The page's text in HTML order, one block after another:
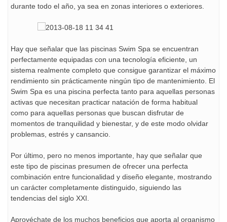
durante todo el año, ya sea en zonas interiores o exteriores.
Hay que señalar que las piscinas Swim Spa se encuentran
perfectamente equipadas con una tecnología eficiente, un
sistema realmente completo que consigue garantizar el máximo
rendimiento sin prácticamente ningún tipo de mantenimiento. El
Swim Spa es una piscina perfecta tanto para aquellas personas
activas que necesitan practicar natación de forma habitual
como para aquellas personas que buscan disfrutar de
momentos de tranquilidad y bienestar, y de este modo olvidar
problemas, estrés y cansancio.
Por último, pero no menos importante, hay que señalar que
este tipo de piscinas presumen de ofrecer una perfecta
combinación entre funcionalidad y diseño elegante, mostrando
un carácter completamente distinguido, siguiendo las
tendencias del siglo XXI.
Aprovéchate de los muchos beneficios que aporta al organismo